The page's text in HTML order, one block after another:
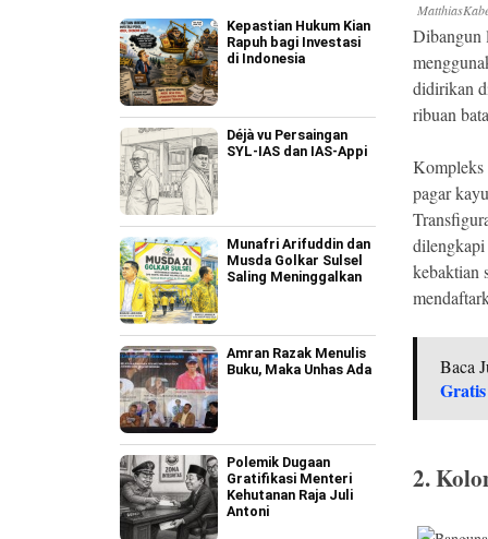
Kepastian Hukum Kian
Rapuh bagi Investasi
di Indonesia
Déjà vu Persaingan
SYL-IAS dan IAS-Appi
Munafri Arifuddin dan
Musda Golkar Sulsel
Saling Meninggalkan
Amran Razak Menulis
Buku, Maka Unhas Ada
Polemik Dugaan
Gratifikasi Menteri
Kehutanan Raja Juli
Antoni
Dibangun
didirikan
ribuan
Kompleks
pagar
dilengkapi
kebaktian
Baca
Gratis
2.